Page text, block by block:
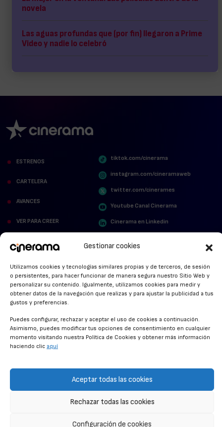
Gestionar cookies
Utilizamos cookies y tecnologías similares propias y de terceros, de sesión
o persistentes, para hacer funcionar de manera segura nuestro Sitio Web y
personalizar su contenido. Igualmente, utilizamos cookies para medir y
obtener datos de la navegación que realizas y para ajustar la publicidad a tus
gustos y preferencias.
Puedes configurar, rechazar y aceptar el uso de cookies a continuación.
Asimismo, puedes modificar tus opciones de consentimiento en cualquier
momento visitando nuestra Política de Cookies y obtener más información
haciendo clic aquí
Aceptar todas las cookies
Rechazar todas las cookies
Configuración de cookies
novela
Las aguas profundas que (por fin) llegaron a Prime
Video y nadie lo celebró
ESTRENOS
CARTELERA
AVANCES
VER PARA CREER
ALFOMBRA ROJA
ANUNCIOS DE CINE
tiktok.com/cinerama
instagram.com/cineramaweb
twitter.com/cinerames
Youtube Canal Cinerama
Cinerama en Linkedin
POLÍTICA DE PRIVACIDAD
CONTACTO